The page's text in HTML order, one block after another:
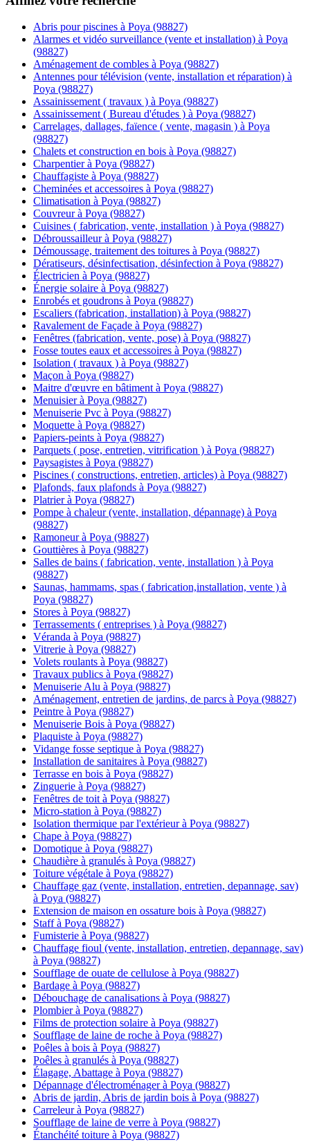
Abris pour piscines à Poya (98827)
Alarmes et vidéo surveillance (vente et installation) à Poya
(98827)
Aménagement de combles à Poya (98827)
Antennes pour télévision (vente, installation et réparation) à
Poya (98827)
Assainissement ( travaux ) à Poya (98827)
Assainissement ( Bureau d'études ) à Poya (98827)
Carrelages, dallages, faïence ( vente, magasin ) à Poya
(98827)
Chalets et construction en bois à Poya (98827)
Charpentier à Poya (98827)
Chauffagiste à Poya (98827)
Cheminées et accessoires à Poya (98827)
Climatisation à Poya (98827)
Couvreur à Poya (98827)
Cuisines ( fabrication, vente, installation ) à Poya (98827)
Débroussailleur à Poya (98827)
Démoussage, traitement des toitures à Poya (98827)
Dératiseurs, désinfectisation, désinfection à Poya (98827)
Électricien à Poya (98827)
Énergie solaire à Poya (98827)
Enrobés et goudrons à Poya (98827)
Escaliers (fabrication, installation) à Poya (98827)
Ravalement de Façade à Poya (98827)
Fenêtres (fabrication, vente, pose) à Poya (98827)
Fosse toutes eaux et accessoires à Poya (98827)
Isolation ( travaux ) à Poya (98827)
Maçon à Poya (98827)
Maitre d'œuvre en bâtiment à Poya (98827)
Menuisier à Poya (98827)
Menuiserie Pvc à Poya (98827)
Moquette à Poya (98827)
Papiers-peints à Poya (98827)
Parquets ( pose, entretien, vitrification ) à Poya (98827)
Paysagistes à Poya (98827)
Piscines ( constructions, entretien, articles) à Poya (98827)
Plafonds, faux plafonds à Poya (98827)
Platrier à Poya (98827)
Pompe à chaleur (vente, installation, dépannage) à Poya
(98827)
Ramoneur à Poya (98827)
Gouttières à Poya (98827)
Salles de bains ( fabrication, vente, installation ) à Poya
(98827)
Saunas, hammams, spas ( fabrication,installation, vente ) à
Poya (98827)
Stores à Poya (98827)
Terrassements ( entreprises ) à Poya (98827)
Véranda à Poya (98827)
Vitrerie à Poya (98827)
Volets roulants à Poya (98827)
Travaux publics à Poya (98827)
Menuiserie Alu à Poya (98827)
Aménagement, entretien de jardins, de parcs à Poya (98827)
Peintre à Poya (98827)
Menuiserie Bois à Poya (98827)
Plaquiste à Poya (98827)
Vidange fosse septique à Poya (98827)
Installation de sanitaires à Poya (98827)
Terrasse en bois à Poya (98827)
Zinguerie à Poya (98827)
Fenêtres de toit à Poya (98827)
Micro-station à Poya (98827)
Isolation thermique par l'extérieur à Poya (98827)
Chape à Poya (98827)
Domotique à Poya (98827)
Chaudière à granulés à Poya (98827)
Toiture végétale à Poya (98827)
Chauffage gaz (vente, installation, entretien, depannage, sav)
à Poya (98827)
Extension de maison en ossature bois à Poya (98827)
Staff à Poya (98827)
Fumisterie à Poya (98827)
Chauffage fioul (vente, installation, entretien, depannage, sav)
à Poya (98827)
Soufflage de ouate de cellulose à Poya (98827)
Bardage à Poya (98827)
Débouchage de canalisations à Poya (98827)
Plombier à Poya (98827)
Films de protection solaire à Poya (98827)
Soufflage de laine de roche à Poya (98827)
Poêles à bois à Poya (98827)
Poêles à granulés à Poya (98827)
Élagage, Abattage à Poya (98827)
Dépannage d'électroménager à Poya (98827)
Abris de jardin, Abris de jardin bois à Poya (98827)
Carreleur à Poya (98827)
Soufflage de laine de verre à Poya (98827)
Étanchéité toiture à Poya (98827)